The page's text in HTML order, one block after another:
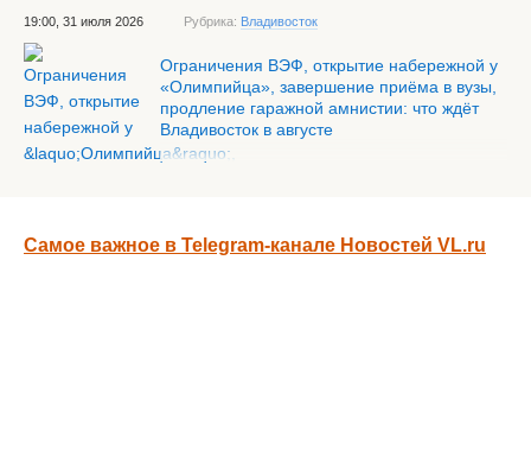
19:00, 31 июля 2026 Рубрика: Владивосток
Ограничения ВЭФ, открытие набережной у
«Олимпийца», завершение приёма в вузы,
продление гаражной амнистии: что ждёт
Владивосток в августе
Самое важное в Telegram-канале Новостей VL.ru